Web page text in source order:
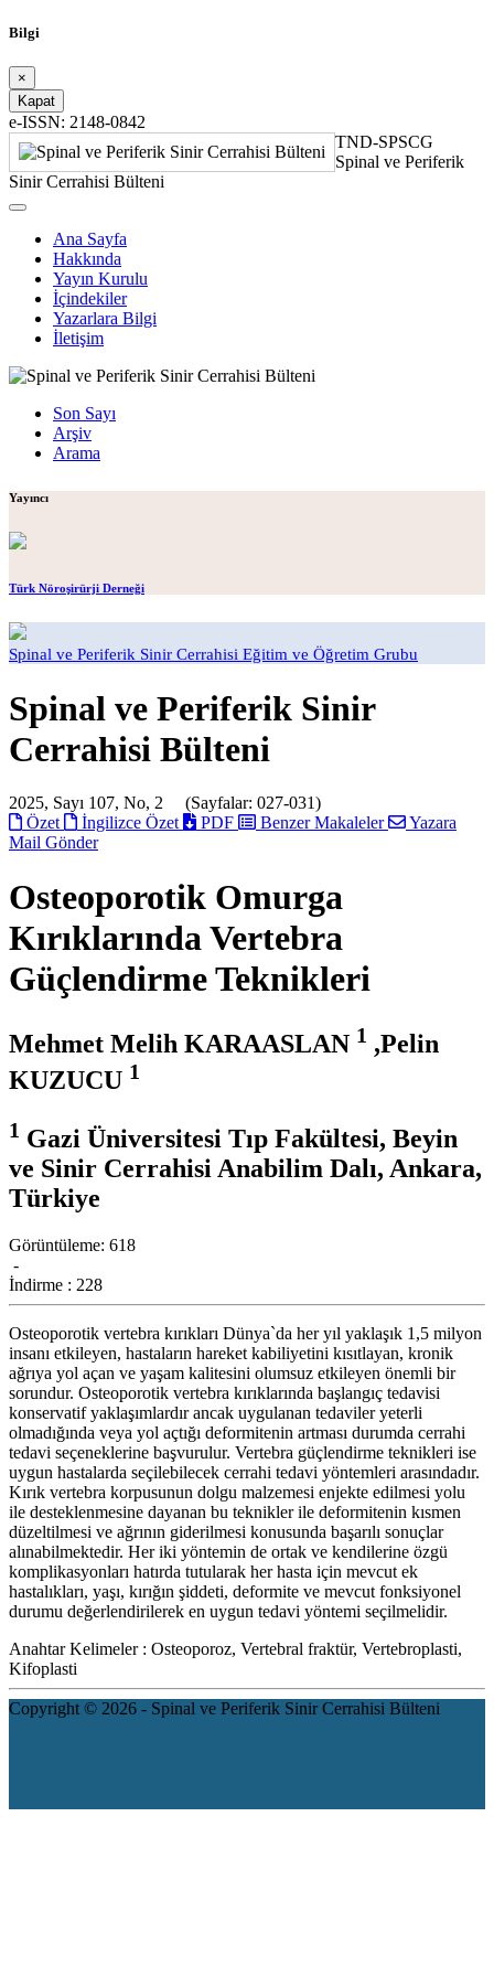
Bilgi
×
Kapat
e-ISSN: 2148-0842
TND-SPSCG
Spinal ve Periferik
Sinir Cerrahisi Bülteni
Ana Sayfa
Hakkında
Yayın Kurulu
İçindekiler
Yazarlara Bilgi
İletişim
Son Sayı
Arşiv
Arama
Yayıncı
Türk Nöroşirürji Derneği
Spinal ve Periferik Sinir Cerrahisi Eğitim ve Öğretim Grubu
Spinal ve Periferik Sinir
Cerrahisi Bülteni
2025, Sayı 107, No, 2 (Sayfalar: 027-031)
Özet
İngilizce Özet PDF Benzer Makaleler
Yazara
Mail Gönder
Osteoporotik Omurga
Kırıklarında Vertebra
Güçlendirme Teknikleri
Mehmet Melih KARAASLAN 1 ,Pelin
KUZUCU 1
1 Gazi Üniversitesi Tıp Fakültesi, Beyin
ve Sinir Cerrahisi Anabilim Dalı, Ankara,
Türkiye
Görüntüleme: 618
-
İndirme : 228
Osteoporotik vertebra kırıkları Dünya`da her yıl yaklaşık 1,5 milyon
insanı etkileyen, hastaların hareket kabiliyetini kısıtlayan, kronik
ağrıya yol açan ve yaşam kalitesini olumsuz etkileyen önemli bir
sorundur. Osteoporotik vertebra kırıklarında başlangıç tedavisi
konservatif yaklaşımlardır ancak uygulanan tedaviler yeterli
olmadığında veya yol açtığı deformitenin artması durumda cerrahi
tedavi seçeneklerine başvurulur. Vertebra güçlendirme teknikleri ise
uygun hastalarda seçilebilecek cerrahi tedavi yöntemleri arasındadır.
Kırık vertebra korpusunun dolgu malzemesi enjekte edilmesi yolu
ile desteklenmesine dayanan bu teknikler ile deformitenin kısmen
düzeltilmesi ve ağrının giderilmesi konusunda başarılı sonuçlar
alınabilmektedir. Her iki yöntemin de ortak ve kendilerine özgü
komplikasyonları hatırda tutularak her hasta için mevcut ek
hastalıkları, yaşı, kırığın şiddeti, deformite ve mevcut fonksiyonel
durumu değerlendirilerek en uygun tedavi yöntemi seçilmelidir.
Anahtar Kelimeler : Osteoporoz, Vertebral fraktür, Vertebroplasti,
Kifoplasti
Copyright © 2026 - Spinal ve Periferik Sinir Cerrahisi Bülteni